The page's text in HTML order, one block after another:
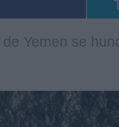
Yemen se